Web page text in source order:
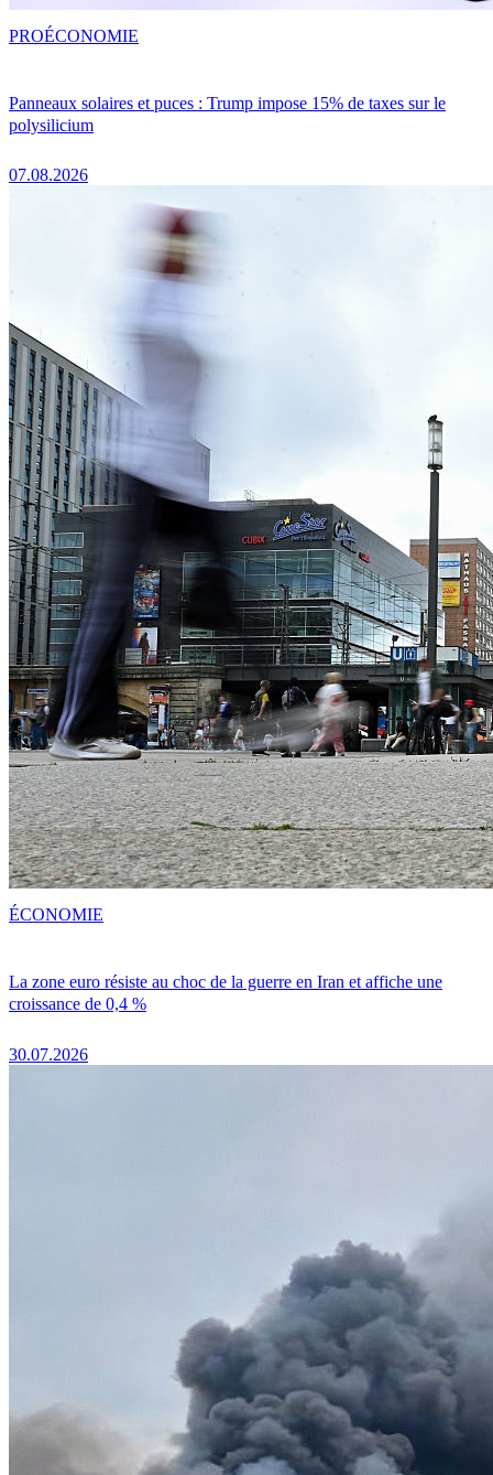
Panneaux solaires et puces : Trump impose 15% de taxes sur le
polysilicium
07.08.2026
PROÉCONOMIE
La zone euro résiste au choc de la guerre en Iran et affiche une
croissance de 0,4 %
30.07.2026
ÉCONOMIE